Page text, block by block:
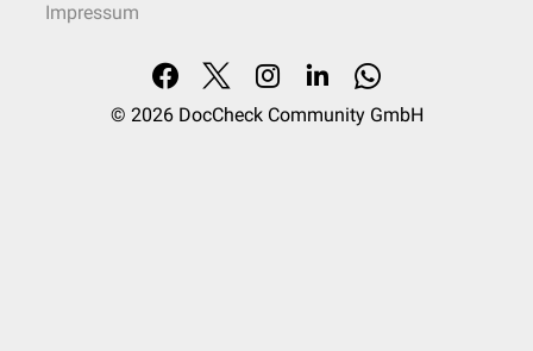
Impressum
© 2026 DocCheck Community GmbH